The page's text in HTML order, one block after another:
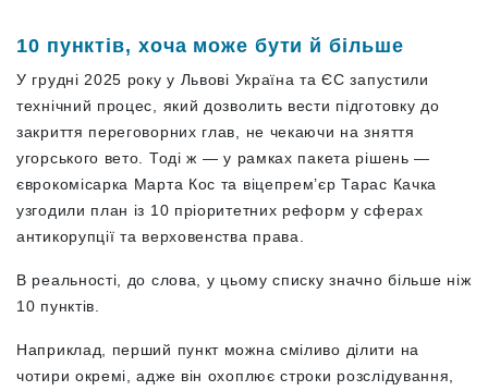
10 пунктів, хоча може бути й більше
У грудні 2025 року у Львові Україна та ЄС запустили
технічний процес, який дозволить вести підготовку до
закриття переговорних глав, не чекаючи на зняття
угорського вето. Тоді ж — у рамках пакета рішень —
єврокомісарка Марта Кос та віцепрем’єр Тарас Качка
узгодили план із 10 пріоритетних реформ у сферах
антикорупції та верховенства права.
В реальності, до слова, у цьому списку значно більше ніж
10 пунктів.
Наприклад, перший пункт можна сміливо ділити на
чотири окремі, адже він охоплює строки розслідування,